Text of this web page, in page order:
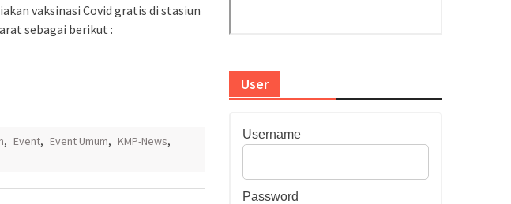
vaksinasi Covid gratis di stasiun
sebagai berikut :
, Event, Event Umum, KMP-News,
User
Username
Password